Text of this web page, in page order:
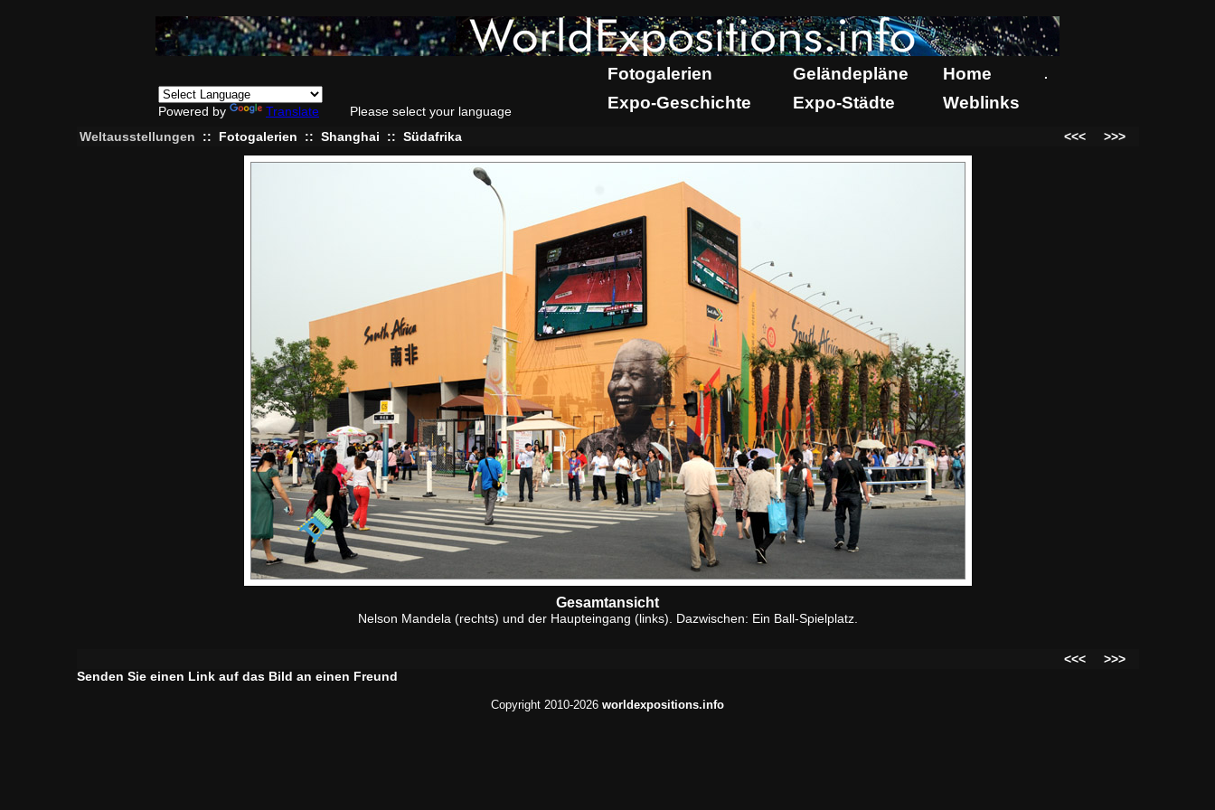
Powered by Translate Please select your language
Fotogalerien Geländepläne Home .
Expo-Geschichte Expo-Städte Weblinks
Weltausstellungen :: Fotogalerien :: Shanghai :: Südafrika <<< >>>
Gesamtansicht
Nelson Mandela (rechts) und der Haupteingang (links). Dazwischen: Ein Ball-Spielplatz.
<<<
>>>
Senden Sie einen Link auf das Bild an einen Freund
Copyright 2010-2026 worldexpositions.info